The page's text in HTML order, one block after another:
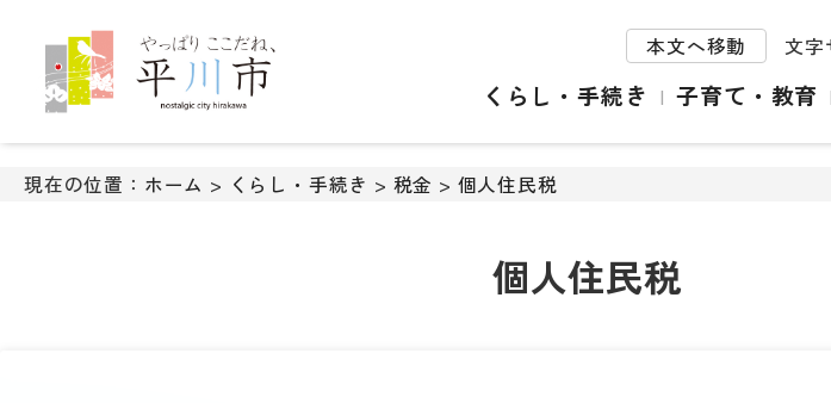
ョ
本文へ移動 文字
くらし・手続き 子育て・教育
現在の位置： ホーム > くらし・手続き > 税金 > 個人住民税
個人住民税